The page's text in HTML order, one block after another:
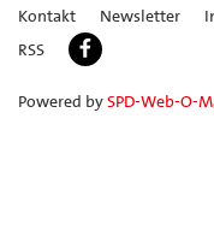
Kontakt Newsletter
RSS
Powered bySPD-Web-O-